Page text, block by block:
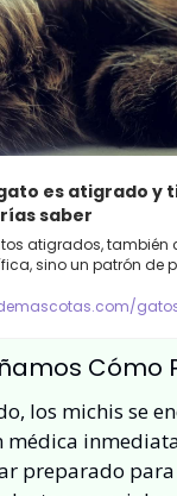
es atigrado y
saber
atigrados, también
sino un patrón de
los michis se
médica
preparado